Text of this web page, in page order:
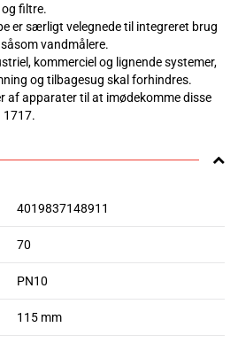
filtre.
er særligt velegnede til integreret brug
vandmålere.
kommerciel og lignende systemer,
og tilbagesug skal forhindres.
af apparater til at imødekomme disse
1717.
4019837148911
70
PN10
115 mm